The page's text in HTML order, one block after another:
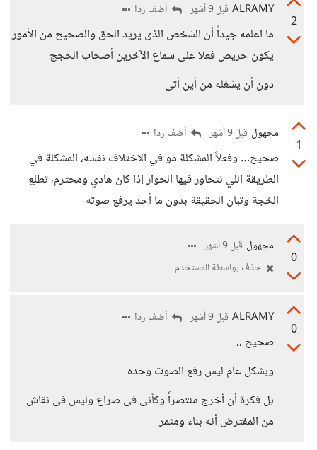
2
ALRAMY قبل 9 أشهر أضف ردا
ما اعلمه جيداً أن الشخص الذى يريد الحق والصحيح من الأمور
يكون حريص فعلا على سماع الآخرين أصحاب الحجج
دون أن يشغله من أين أتى
1
مجهول قبل 9 أشهر أضف ردا
صحيح… وفعلاً المشكلة مو في الاختلاف نفسه، المشكلة في
الطريقة اللي نتحاور فيها الحوار إذا كان هادي ومحترم، تطلع
الحُجة وتبان الحقيقة بدون ما أحد يرفع صوته
0
مجهول قبل 9 أشهر
حذف بواسطة المستخدم
0
ALRAMY قبل 9 أشهر أضف ردا
صحيح ،،
وبشكل عام ليس رفع الصوت وحده
بل فكرة أن أخرج منتصراً وكأنى فى صراع وليس فى نقاش
من المفترض أنه بناء ومثمر